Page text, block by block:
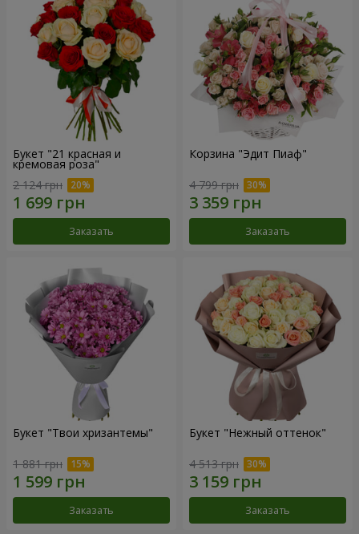
Букет "21 красная и
кремовая роза"
2 124 грн
Заказать
Корзина "Эдит Пиаф"
4 799 грн
Заказать
Букет "Твои хризантемы"
1 881 грн
Заказать
Букет "Нежный оттенок"
4 513 грн
Заказать